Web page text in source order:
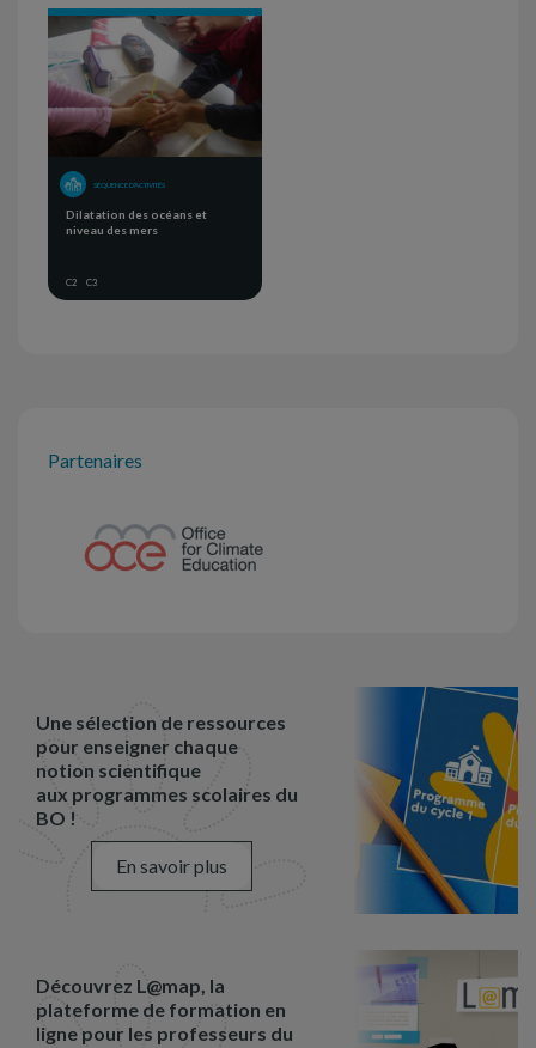
SÉQUENCE D'ACTIVITÉS
Dilatation des océans et
niveau des mers
C2 C3
Partenaires
Une sélection de ressources
pour enseigner chaque
notion scientifique
aux programmes scolaires du
BO !
En savoir plus
Découvrez L@map, la
plateforme de formation en
ligne pour les professeurs du